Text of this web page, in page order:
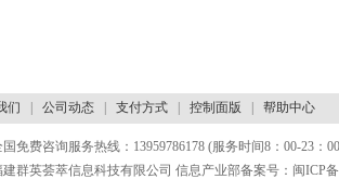
们 公司动态 支付方式 控制面版 帮助中心
国免费咨询服务热线：13959786178 (服务时间8：00-23：
建群英荟萃信息科技有限公司 信息产业部备案号：闽ICP备